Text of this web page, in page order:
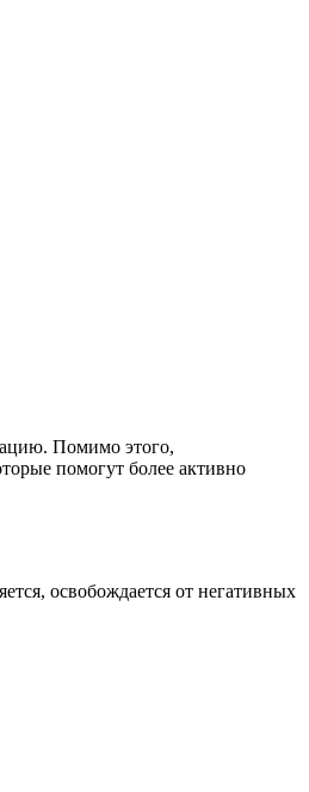
Помимо этого,
помогут более активно
освобождается от негативных